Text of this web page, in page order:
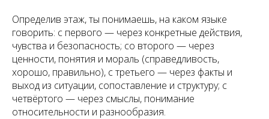
Определив этаж, ты понимаешь, на каком языке
говорить: с первого — через конкретные действия,
чувства и безопасность; со второго — через
ценности, понятия и мораль (справедливость,
хорошо, правильно), с третьего — через факты и
выход из ситуации, сопоставление и структуру; с
четвёртого — через смыслы, понимание
относительности и разнообразия.